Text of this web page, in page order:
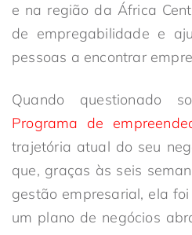
e na região da África
de empregabilidade e
pessoas a encontrar
Quando questionado
Programa de
trajetória atual do seu
que, graças às seis
gestão empresarial, ela
um plano de negócios